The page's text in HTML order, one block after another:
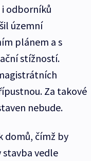
i odborníků
územní
plánem a s
stížností.
Za takové
nebude.
domů, čímž by
stavba vedle